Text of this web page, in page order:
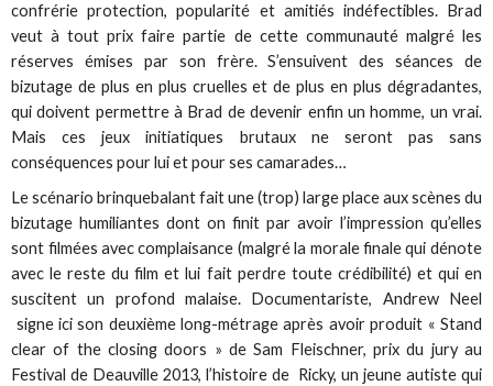
confrérie protection, popularité et amitiés indéfectibles. Brad
veut à tout prix faire partie de cette communauté malgré les
réserves émises par son frère. S’ensuivent des séances de
bizutage de plus en plus cruelles et de plus en plus dégradantes,
qui doivent permettre à Brad de devenir enfin un homme, un vrai.
Mais ces jeux initiatiques brutaux ne seront pas sans
conséquences pour lui et pour ses camarades…
Le scénario brinquebalant fait une (trop) large place aux scènes du
bizutage humiliantes dont on finit par avoir l’impression qu’elles
sont filmées avec complaisance (malgré la morale finale qui dénote
avec le reste du film et lui fait perdre toute crédibilité) et qui en
suscitent un profond malaise. Documentariste, Andrew Neel
signe ici son deuxième long-métrage après avoir produit « Stand
clear of the closing doors » de Sam Fleischner, prix du jury au
Festival de Deauville 2013, l’histoire de Ricky, un jeune autiste qui